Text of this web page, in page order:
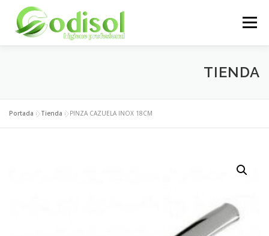
contenido
Menú
ÁREA CLIENTES CONTACTO
TIENDA
Portada »Tienda »PINZA CAZUELA INOX 18CM